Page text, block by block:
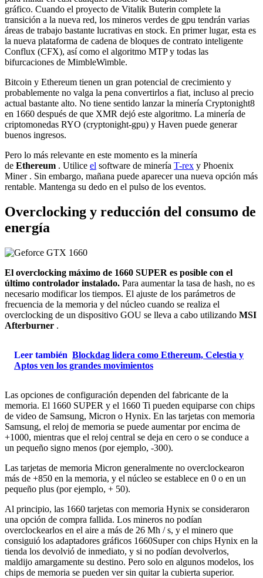
gráfico. Cuando el proyecto de Vitalik Buterin complete la
transición a la nueva red, los mineros verdes de gpu tendrán varias
áreas de trabajo bastante lucrativas en stock. En primer lugar, esta es
la nueva plataforma de cadena de bloques de contrato inteligente
Conflux (CFX), así como el algoritmo MTP y todas las
bifurcaciones de MimbleWimble.
Bitcoin y Ethereum tienen un gran potencial de crecimiento y
probablemente no valga la pena convertirlos a fiat, incluso al precio
actual bastante alto. No tiene sentido lanzar la minería Cryptonight8
en 1660 después de que XMR dejó este algoritmo. La minería de
criptomonedas RYO (cryptonight-gpu) y Haven puede generar
buenos ingresos.
Pero lo más relevante en este momento es la minería
de Ethereum . Utilice el software de minería T-rex y Phoenix
Miner. Sin embargo, mañana puede aparecer una nueva opción más
rentable. Mantenga su dedo en el pulso de los eventos.
Overclocking y reducción del consumo de
energía
El overclocking máximo de 1660 SUPER es posible con el
último controlador instalado. Para aumentar la tasa de hash, no es
necesario modificar los tiempos. El ajuste de los parámetros de
frecuencia de la memoria y del núcleo cuando se realiza el
overclocking de un dispositivo GOU se lleva a cabo utilizando MSI
Afterburner .
Leer también Blockdag lidera como Ethereum, Celestia y
Aptos ven los grandes movimientos
Las opciones de configuración dependen del fabricante de la
memoria. El 1660 SUPER y el 1660 Ti pueden equiparse con chips
de video de Samsung, Micron o Hynix. En las tarjetas con memoria
Samsung, el reloj de memoria se puede aumentar por encima de
+1000, mientras que el reloj central se deja en cero o se conduce a
un pequeño signo menos (por ejemplo, -300).
Las tarjetas de memoria Micron generalmente no overclockearon
más de +850 en la memoria, y el núcleo se establece en 0 o en un
pequeño plus (por ejemplo, + 50).
Al principio, las 1660 tarjetas con memoria Hynix se consideraron
una opción de compra fallida. Los mineros no podían
overclockearlos en el aire a más de 26 Mh / s, y el minero que
consiguió los adaptadores gráficos 1660Super con chips Hynix en la
tienda los devolvió de inmediato, y si no podían devolverlos,
maldijo amargamente su destino. Pero solo en algunos modelos, los
chips de memoria se pueden ver sin quitar la cubierta superior.